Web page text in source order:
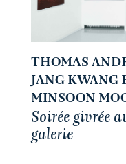
THOMAS
JANG KWANG
MINSOON
Soirée givrée
galerie